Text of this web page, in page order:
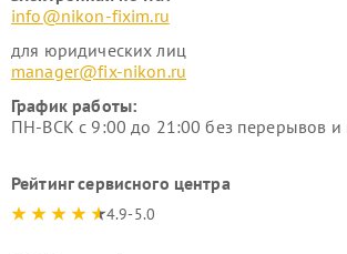
info@nikon-fixim.ru
для юридических лиц
manager@fix-nikon.ru
График работы:
ПН-ВСК с 9:00 до 21:00 без перерывов
Рейтинг сервисного центра
4.9-5.0